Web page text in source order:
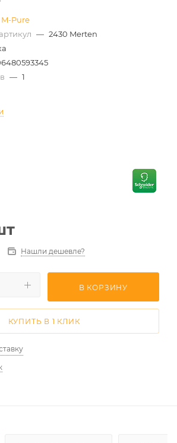
Pure
— 2430 Merten
— 1
Нашли дешевле?
В КОРЗИНУ
КУПИТЬ В 1 КЛИК